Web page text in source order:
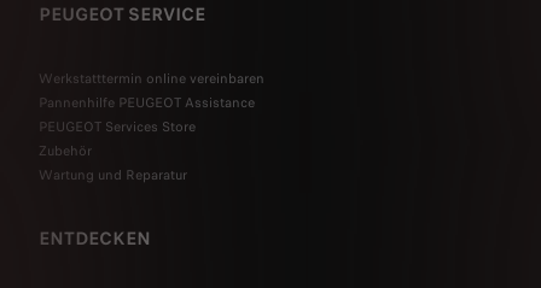
PEUGEOT SERVICE
Werkstatttermin online vereinbaren
Pannenhilfe PEUGEOT Assistance
PEUGEOT Services Store
Zubehör
Wartung und Reparatur
ENTDECKEN